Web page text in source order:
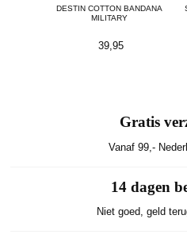
DESTIN COTTON BANDANA
MILITARY
39,95
Gratis
Vanaf 99,-
14 dagen
Niet goed, geld